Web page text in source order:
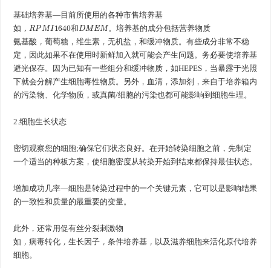
基础培养基—目前所使用的各种市售培养基
如 RPM I1640 和D ME M 。培养基的成分包括营养物质
氨 基酸 ，葡萄糖 ，维生素，无机盐，和缓冲物质。有些成分非常不稳
定，因此如果不在使用时新鲜加入就可能会产生问题。务必要使培养基
避光保存。因为已知有一些组分和缓冲物质，如HEPES，当暴露于光照
下就会分解产生细胞毒性物质。另外，血清，添加剂，来自于培养箱内
的污染物、化学物质，或真菌/细胞的污染也都可能影响到细胞生理。
2.细胞生长状态
密切观察您的细胞;确保它们状态良好。在开始转染细胞之前，先制定
一个适当的种板方案，使细胞密度从转染开始到结束都保持最佳状态。
增加成功几率—细胞是转染过程中的一个关键元素，它可以是影响结果
的一致性和质量的最重要的变量。
此外，还常用促有丝分裂刺激物
如 病毒转 化 生 长 因 子 条 件 培养基 以 及 滋 养细胞来活化原代培养
细胞。